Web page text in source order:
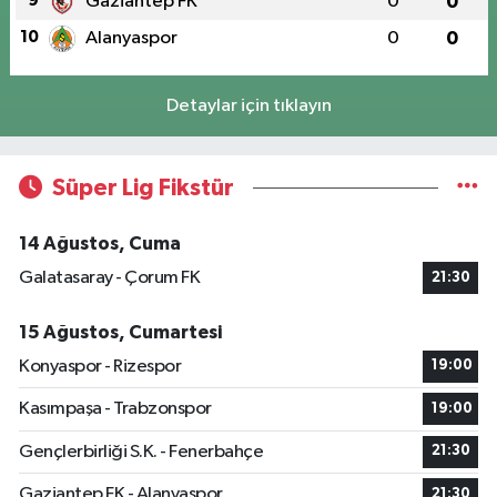
10 Alanyaspor 0 0
Detaylar için tıklayın
Süper Lig Fikstür
14 Ağustos, Cuma
Galatasaray - Çorum FK
21:30
15 Ağustos, Cumartesi
Konyaspor - Rizespor
19:00
Kasımpaşa - Trabzonspor 19:00
Gençlerbirliği S.K. - Fenerbahçe 21:30
21:30